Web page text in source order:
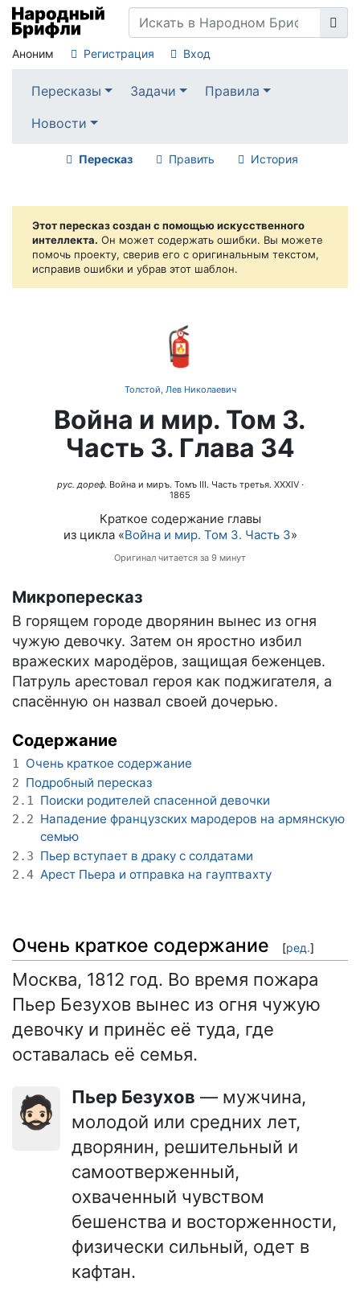
Аноним Регистрация Вход
Пересказы Задачи
Правила
Новости
Пересказ Править История
Этот пересказ создан с помощью искусственного
интеллекта. Он может содержать ошибки. Вы можете
помочь проекту, сверив его с оригинальным текстом,
исправив ошибки и убрав этот шаблон.
🧯
Толстой, Лев Николаевич
Война и мир. Том 3.
Часть 3. Глава 34
рус. дореф. Война и миръ. Томъ III. Часть третья. XXXIV·
1865
Краткое содержание главы
из цикла «Война и мир. Том 3. Часть 3»
Оригинал читается за 9 минут
Микропересказ
В горящем городе дворянин вынес из огня
чужую девочку. Затем он яростно избил
вражеских мародёров, защищая беженцев.
Патруль арестовал героя как поджигателя, а
спасённую он назвал своей дочерью.
Содержание
1 Очень краткое содержание
2 Подробный пересказ
2.1 Поиски родителей спасенной девочки
2.2 Нападение французских мародеров на армянскую
семью
2.3 Пьер вступает в драку с солдатами
2.4 Арест Пьера и отправка на гауптвахту
Очень краткое содержание [ред.]
Москва, 1812 год. Во время пожара
Пьер Безухов вынес из огня чужую
девочку и принёс её туда, где
оставалась её семья.
🧔🏻 Пьер Безухов — мужчина,
молодой или средних лет,
дворянин, решительный и
самоотверженный,
охваченный чувством
бешенства и восторженности,
физически сильный, одет в
кафтан.